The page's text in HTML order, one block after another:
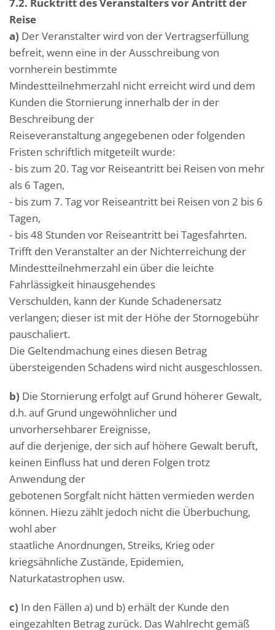
7.2. Rücktritt des Veranstalters vor Antritt der
Reise
a) Der Veranstalter wird von der Vertragserfüllung
befreit, wenn eine in der Ausschreibung von
vornherein bestimmte
Mindestteilnehmerzahl nicht erreicht wird und dem
Kunden die Stornierung innerhalb der in der
Beschreibung der
Reiseveranstaltung angegebenen oder folgenden
Fristen schriftlich mitgeteilt wurde:
- bis zum 20. Tag vor Reiseantritt bei Reisen von mehr
als 6 Tagen,
- bis zum 7. Tag vor Reiseantritt bei Reisen von 2 bis 6
Tagen,
- bis 48 Stunden vor Reiseantritt bei Tagesfahrten.
Trifft den Veranstalter an der Nichterreichung der
Mindestteilnehmerzahl ein über die leichte
Fahrlässigkeit hinausgehendes
Verschulden, kann der Kunde Schadenersatz
verlangen; dieser ist mit der Höhe der Stornogebühr
pauschaliert.
Die Geltendmachung eines diesen Betrag
übersteigenden Schadens wird nicht ausgeschlossen.
b) Die Stornierung erfolgt auf Grund höherer Gewalt,
d.h. auf Grund ungewöhnlicher und
unvorhersehbarer Ereignisse,
auf die derjenige, der sich auf höhere Gewalt beruft,
keinen Einfluss hat und deren Folgen trotz
Anwendung der
gebotenen Sorgfalt nicht hätten vermieden werden
können. Hiezu zählt jedoch nicht die Überbuchung,
wohl aber
staatliche Anordnungen, Streiks, Krieg oder
kriegsähnliche Zustände, Epidemien,
Naturkatastrophen usw.
c) In den Fällen a) und b) erhält der Kunde den
eingezahlten Betrag zurück. Das Wahlrecht gemäß